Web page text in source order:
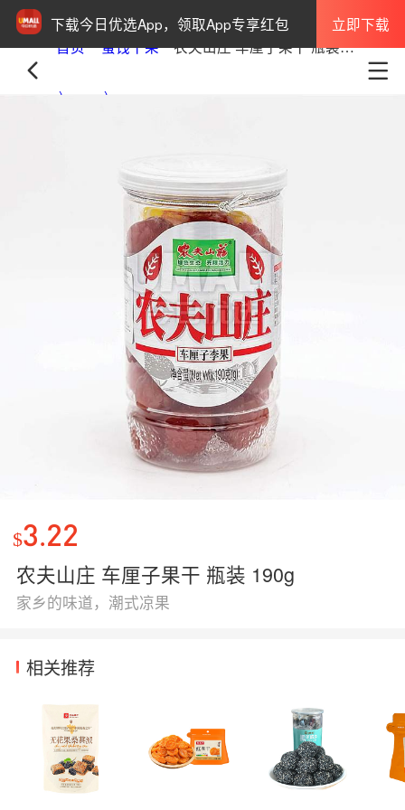
下载今日优选App，领取App专享红包 立即下载
首页 蜜饯干果 农夫山庄 车厘子果干 瓶装 190g
$3.22
农夫山庄 车厘子果干 瓶装 190g
家乡的味道，潮式凉果
相关推荐